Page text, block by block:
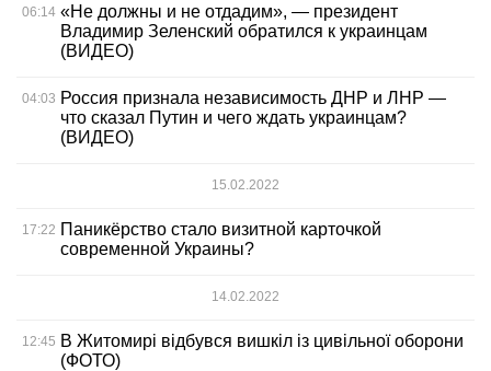
06:14 «Не должны и не отдадим», — президент
Владимир Зеленский обратился к украинцам
(ВИДЕО)
04:03 Россия признала независимость ДНР и ЛНР —
что сказал Путин и чего ждать украинцам?
(ВИДЕО)
15.02.2022
17:22 Паникёрство стало визитной карточкой
современной Украины?
14.02.2022
12:45 В Житомирі відбувся вишкіл із цивільної оборони
(ФОТО)